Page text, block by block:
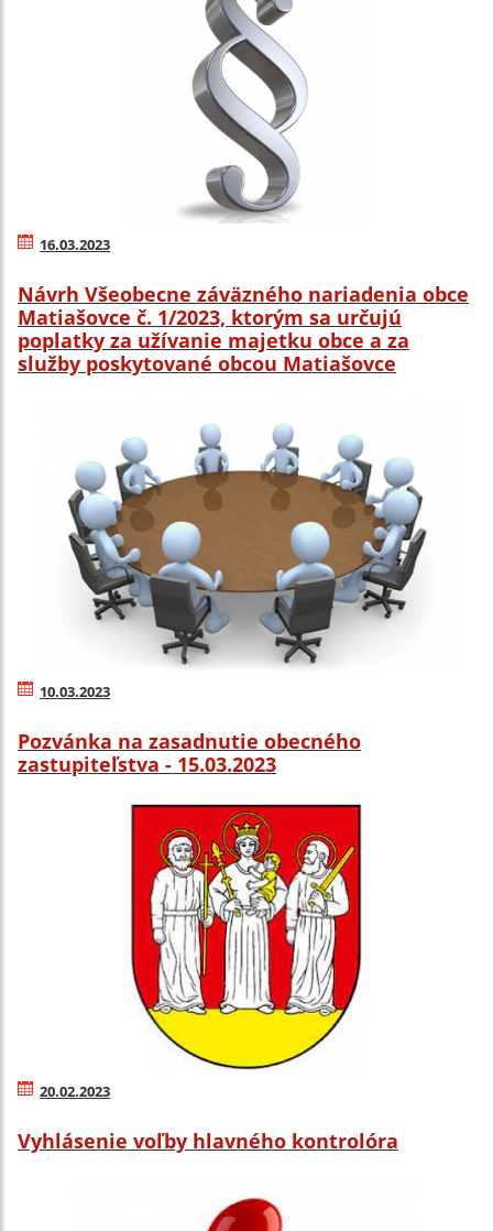
16.03.2023
Návrh Všeobecne záväzného nariadenia obce
Matiašovce č. 1/2023, ktorým sa určujú
poplatky za užívanie majetku obce a za
služby poskytované obcou Matiašovce
10.03.2023
Pozvánka na zasadnutie obecného
zastupiteľstva - 15.03.2023
20.02.2023
Vyhlásenie voľby hlavného kontrolóra